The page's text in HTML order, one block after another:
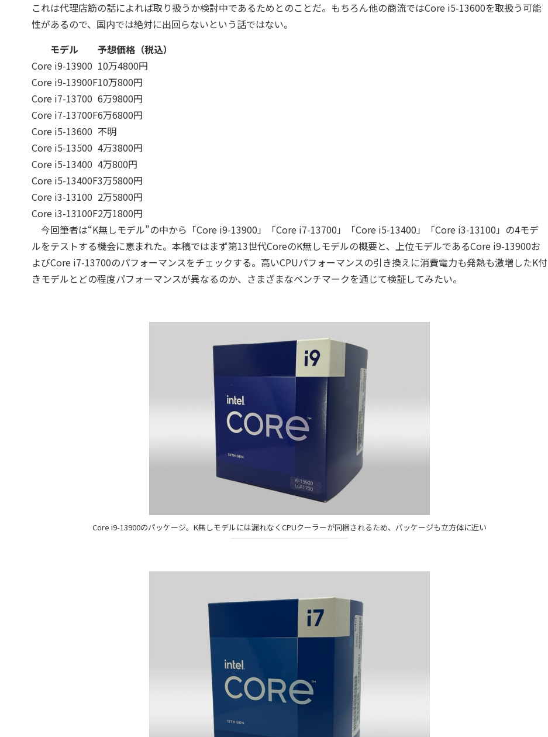
これは代理店筋の話によれば取り扱うか検討中であるためとのことだ。もちろん他の商流ではCore i5-13600を取扱う可能
性があるので、国内では絶対に出回らないという話ではない。
モデル
予想価格（税込）
Core i9-13900 10万4800円
Core i9-13900F10万800円
Core i7-13700 6万9800円
Core i7-13700F6万6800円
Core i5-13600 不明
Core i5-13500 4万3800円
Core i5-13400 4万800円
Core i5-13400F3万5800円
Core i3-13100 2万5800円
Core i3-13100F2万1800円
今回筆者は“K無しモデル”の中から「Core i9-13900」「Core i7-13700」「Core i5-13400」「Core i3-13100」の4モデ
ルをテストする機会に恵まれた。本稿ではまず第13世代CoreのK無しモデルの概要と、上位モデルであるCore i9-13900お
よびCore i7-13700のパフォーマンスをチェックする。高いCPUパフォーマンスの引き換えに消費電力も発熱も激増したK付
きモデルとどの程度パフォーマンスが異なるのか、さまざまなベンチマークを通じて検証してみたい。
Core i9-13900のパッケージ。K無しモデルには漏れなくCPUクーラーが同梱されるため、パッケージも立方体に近い